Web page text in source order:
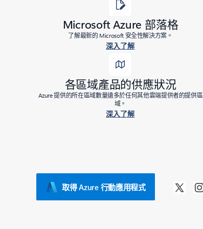
Microsoft Azure 部落格
了解最新的 Microsoft 安全性解決方案。
深入了解
各區域產品的供應狀況
Azure 提供的所在區域數量遠多於任何其他雲端提供者的提供區
域。
深入了解
取得 Azure 行動應用程式